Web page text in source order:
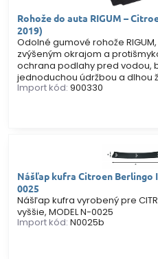
Rohože do auta RIGUM –
2019)
Odolné gumové rohože
zvýšeným okrajom a
ochrana podlahy pred vodou,
jednoduchou údržbou a dlhou
Import kód: 900330
Nášľap kufra Citroen Berlingo
0025
Nášľap kufra vyrobený pre
vyššie, MODEL N-0025
Import kód: N0025b